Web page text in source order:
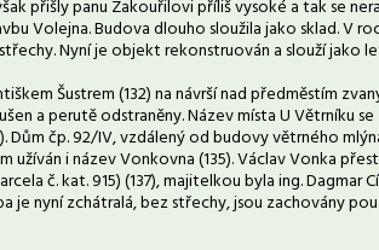
přišly panu Zakouřilovi příliš vysoké a tak se
Volejna. Budova dlouho sloužila jako sklad. V
Nyní je objekt rekonstruován a slouží jako
Šustrem (132) na návrší nad předměstím
a perutě odstraněny. Název místa U Větrníku
čp. 92/IV, vzdálený od budovy větrného
i název Vonkovna (135). Václav Vonka
č. kat. 915) (137), majitelkou byla ing. Dagmar
je nyní zchátralá, bez střechy, jsou zachovány